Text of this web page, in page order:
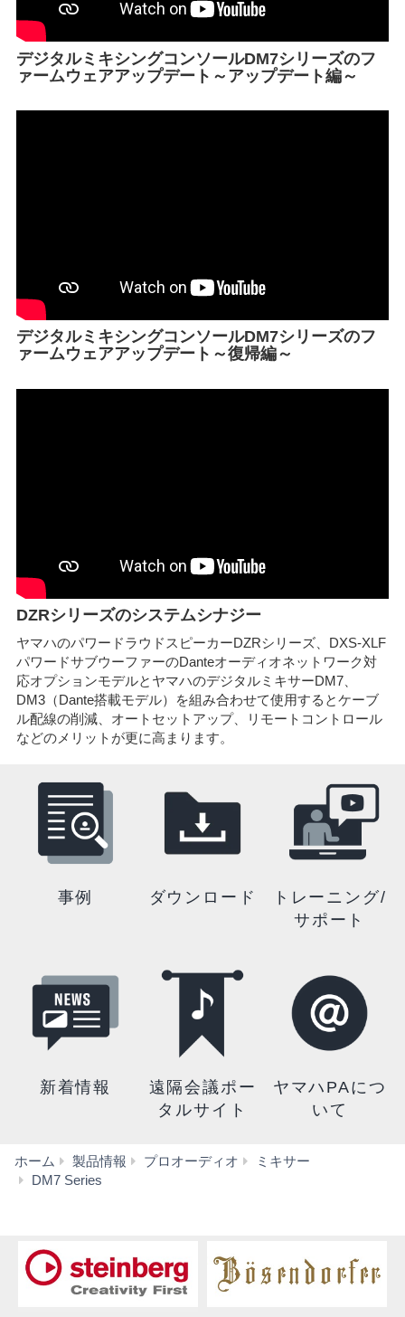
デジタルミキシングコンソールDM7シリーズのフ
ァームウェアアップデート～アップデート編～
デジタルミキシングコンソールDM7シリーズのフ
ァームウェアアップデート～復帰編～
DZRシリーズのシステムシナジー
ヤマハのパワードラウドスピーカーDZRシリーズ、DXS-XLF
パワードサブウーファーのDanteオーディオネットワーク対
応オプションモデルとヤマハのデジタルミキサーDM7、
DM3（Dante搭載モデル）を組み合わせて使用するとケーブ
ル配線の削減、オートセットアップ、リモートコントロール
などのメリットが更に高まります。
事例 ダウンロード
トレーニング/
サポート
新着情報
遠隔会議ポー
タルサイト
ヤマハPAにつ
いて
ホーム 製品情報 プロオーディオ
ミキサー
DM7 Series
レ
ー
ニ